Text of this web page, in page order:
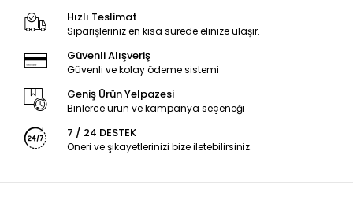
Hızlı Teslimat
Siparişleriniz en kısa sürede elinize ulaşır.
Güvenli Alışveriş
Güvenli ve kolay ödeme sistemi
Geniş Ürün Yelpazesi
Binlerce ürün ve kampanya seçeneği
7 / 24 DESTEK
Öneri ve şikayetlerinizi bize iletebilirsiniz.